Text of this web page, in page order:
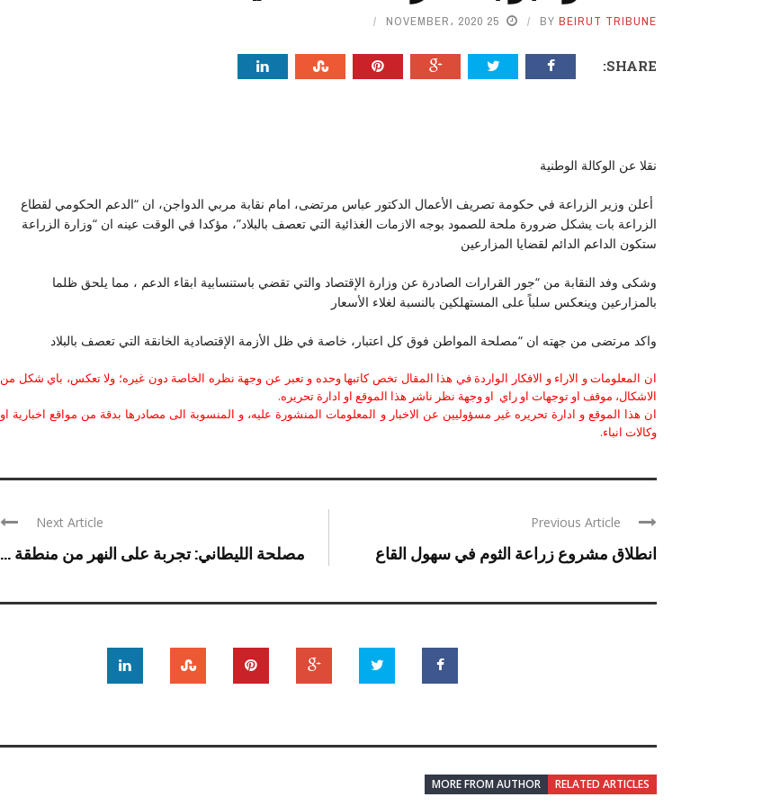
BY BEIRUT TRIBUNE 25 NOVEMBER، 2020
SHARE:
نقلا عن الوكالة الوطنية
أعلن وزير الزراعة في حكومة تصريف الأعمال الدكتور عباس مرتضى، امام نقابة مربي الدواجن، ان “الدعم الحكومي لقطاع
الزراعة بات يشكل ضرورة ملحة للصمود بوجه الازمات الغذائية التي تعصف بالبلاد”، مؤكدا في الوقت عينه ان “وزارة الزراعة
ستكون الداعم الدائم لقضايا المزارعين
وشكى وفد النقابة من “جور القرارات الصادرة عن وزارة الإقتصاد والتي تقضي باستنسابية ابقاء الدعم ، مما يلحق ظلما
بالمزارعين وينعكس سلباً على المستهلكين بالنسبة لغلاء الأسعار
واكد مرتضى من جهته ان “مصلحة المواطن فوق كل اعتبار، خاصة في ظل الأزمة الإقتصادية الخانقة التي تعصف بالبلاد
ان المعلومات و الاراء و الافكار الواردة في هذا المقال تخص كاتبها وحده و تعبر عن وجهة نظره الخاصة دون غيره؛ ولا تعكس، باي شكل من
الاشكال، موقف او توجهات او راي او وجهة نظر ناشر هذا الموقع او ادارة تحريره.
ان هذا الموقع و ادارة تحريره غير مسؤوليين عن الاخبار و المعلومات المنشورة عليه، و المنسوبة الى مصادرها بدقة من مواقع اخبارية او
وكالات انباء.
Previous Article
انطلاق مشروع زراعة الثوم في سهول القاع
Next Article
مصلحة الليطاني: تجربة على النهر من منطقة ...
RELATED ARTICLES
MORE FROM AUTHOR